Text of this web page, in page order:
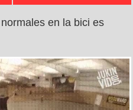
en la bici es